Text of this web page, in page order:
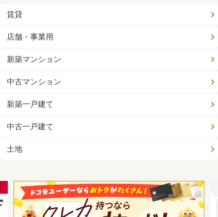
賃貸
店舗・事業用
新築マンション
中古マンション
新築一戸建て
中古一戸建て
土地